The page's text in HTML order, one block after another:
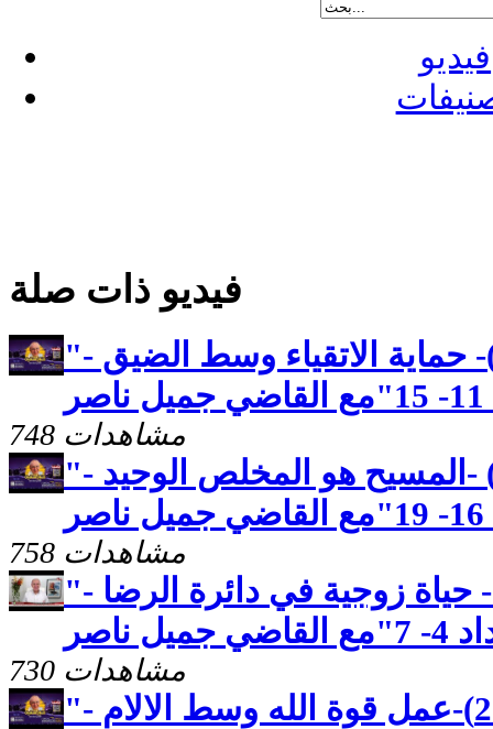
فيديو
فيديو ذات صلة
"رسالة بطرس الاولى(17)- حماية الاتقياء وسط الضيق -
748 مشاهدات
"رسالة بطرس الاولى (18) -المسيح هو المخلص الوحيد -
758 مشاهدات
"رسالة بطرس الاولى(15)- حياة زوجية في دائرة الرضا -
730 مشاهدات
"رسالة بطرس الاولى (23)-عمل قوة الله وسط الالام -